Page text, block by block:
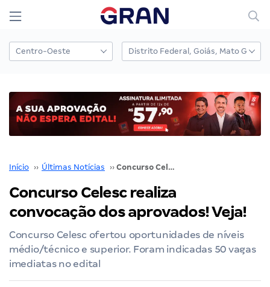
Início ›› Últimas Notícias ›› Concurso Celesc realiza convocação dos aprovados! Veja!
Concurso Celesc realiza
convocação dos aprovados! Veja!
Concurso Celesc ofertou oportunidades de níveis
médio/técnico e superior. Foram indicadas 50 vagas
imediatas no edital